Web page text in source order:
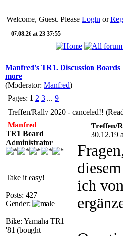
Welcome, Guest. Please Login or
07.08.26 at 23:37:55
Manfred's TR1. Discussion Boards
more
(Moderator: Manfred)
Pages: 1 2 3 ... 9
Treffen/Rally 2020 - canceled!!
Manfred
TR1 Board
Administrator
Take it easy!
Posts: 427
Gender:
Bike: Yamaha TR1
'81 (bought
Treffen/
30.12.19
ich